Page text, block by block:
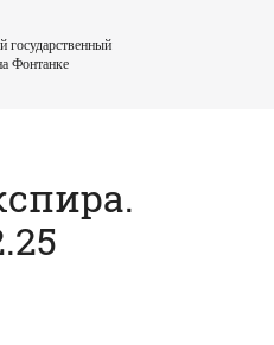
государственный
Фонтанке